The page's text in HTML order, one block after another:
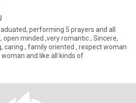
performing 5 prayers and all
open minded ,very romantic , Sincere,
and like all kinds of